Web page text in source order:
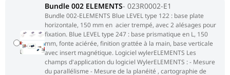
Bundle 002 ELEMENTS 023R0002-E1
Bundle 002-ELEMENTS Blue LEVEL type 122 : base plate
horizontale, 150 mm en acier trempé, avec 2 alésages pour
fixation. Blue LEVEL type 247 : base prismatique en L, 150
mm, fonte aciérée, finition grattée à la main, base verticale
avec insert magnétique. Logiciel wylerELEMENTS Les
champs d'application du logiciel WylerELEMENTS : - Mesure
du parallélisme - Mesure de la planéité , cartographie de